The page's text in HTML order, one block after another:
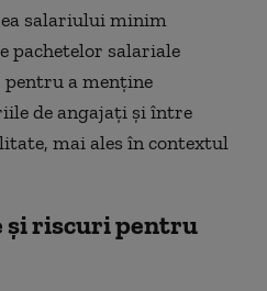
salariului minim
pachetelor salariale
pentru a menține
de angajați și între
mai ales în contextul
și riscuri pentru